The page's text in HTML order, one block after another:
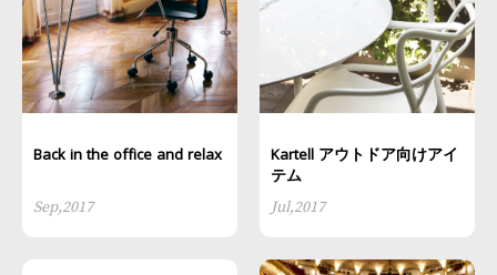
Back in the office and relax
Sep,2017
Kartell アウトドア向けアイ
テム
Jul,2017